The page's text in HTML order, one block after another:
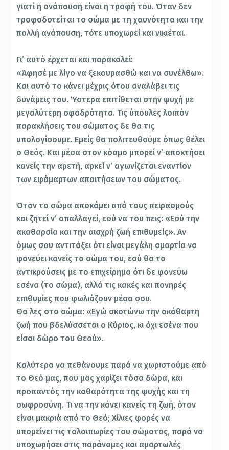
γιατί η ανάπαυση είναι η τροφή του. Όταν δεν
τροφοδοτείται το σώμα με τη χαυνότητα και την
πολλή ανάπαυση, τότε υποχωρεί και νικιέται.
Γι’ αυτό έρχεται και παρακαλεί:
«Άφησέ με λίγο να ξεκουρασθώ και να συνέλθω».
Και αυτό το κάνει μέχρις ότου αναλάβει τις
δυνάμεις του. Ύστερα επιτίθεται στην ψυχή με
μεγαλύτερη σφοδρότητα. Τις ύπουλες λοιπόν
παρακλήσεις του σώματος δε θα τις
υπολογίσουμε. Εμείς θα πολιτευθούμε όπως θέλει
ο Θεός. Και μέσα στον κόσμο μπορεί ν’ αποκτήσει
κανείς την αρετή, αρκεί ν’ αγωνίζεται εναντίον
των εφάμαρτων απαιτήσεων του σώματος.
Όταν το σώμα αποκάμει από τους πειρασμούς
και ζητεί ν’ απαλλαγεί, εσύ να του πεις: «Εσύ την
ακαθαρσία και την αισχρή ζωή επιθυμείς». Αν
όμως σου αντιτάξει ότι είναι μεγάλη αμαρτία να
φονεύει κανείς το σώμα του, εσύ θα το
αντικρούσεις με το επιχείρημα ότι δε φονεύω
εσένα (το σώμα), αλλά τις κακές και πονηρές
επιθυμίες που φωλιάζουν μέσα σου.
Θα λες στο σώμα: «Εγώ σκοτώνω την ακάθαρτη
ζωή που βδελύσσεται ο Κύριος, κι όχι εσένα που
είσαι δώρο του Θεού».
Καλύτερα να πεθάνουμε παρά να χωριστούμε από
το Θεό μας, που μας χαρίζει τόσα δώρα, και
προπαντός την καθαρότητα της ψυχής και τη
σωφροσύνη. Τι να την κάνει κανείς τη ζωή, όταν
είναι μακριά από το Θεό; Χίλιες φορές να
υπομείνει τις ταλαιπωρίες του σώματος, παρά να
υποχωρήσει στις παράνομες και αμαρτωλές